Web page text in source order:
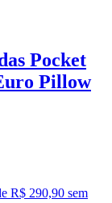
Pocket
Pillow
R$ 290,90 sem